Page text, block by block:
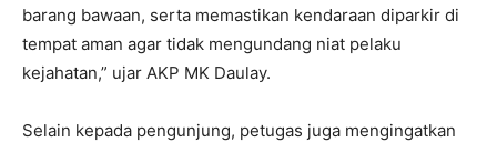
barang bawaan, serta memastikan kendaraan diparkir di
tempat aman agar tidak mengundang niat pelaku
kejahatan,” ujar AKP MK Daulay.
Selain kepada pengunjung, petugas juga mengingatkan